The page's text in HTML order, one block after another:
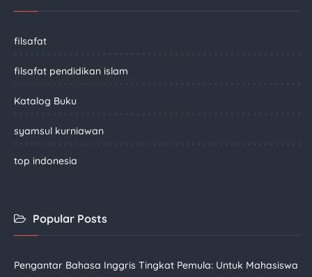
filsafat
filsafat pendidikan islam
Katalog Buku
syamsul kurniawan
top indonesia
Popular Posts
Pengantar Bahasa Inggris Tingkat Pemula: Untuk Mahasiswa